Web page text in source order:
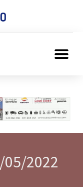
2022